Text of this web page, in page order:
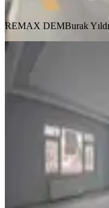
Ara
REMAX DEMBurak
MANZARALI
3+1·
18.000 ₺
TUNCAYGÜL